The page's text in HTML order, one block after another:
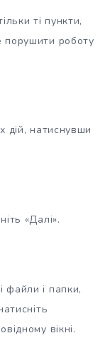
ті пункти,
порушити роботу
дій, натиснувши
«Далі».
файли і папки,
вікні.